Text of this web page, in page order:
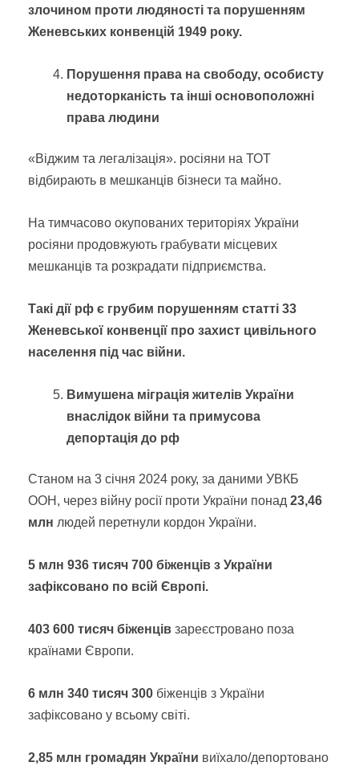
злочином проти людяності та порушенням
Женевських конвенцій 1949 року.
Порушення права на свободу, особисту
недоторканість та інші основоположні
права людини
«Віджим та легалізація». росіяни на ТОТ
відбирають в мешканців бізнеси та майно.
На тимчасово окупованих територіях України
росіяни продовжують грабувати місцевих
мешканців та розкрадати підприємства.
Такі дії рф є грубим порушенням статті 33
Женевської конвенції про захист цивільного
населення під час війни.
Вимушена міграція жителів України
внаслідок війни та примусова
депортація до рф
Станом на 3 січня 2024 року, за даними УВКБ
ООН, через війну росії проти України понад 23,46
млн людей перетнули кордон України.
5 млн 936 тисяч 700 біженців з України
зафіксовано по всій Європі.
403 600 тисяч біженців зареєстровано поза
країнами Європи.
6 млн 340 тисяч 300 біженців з України
зафіксовано у всьому світі.
2,85 млн громадян України виїхало/депортовано